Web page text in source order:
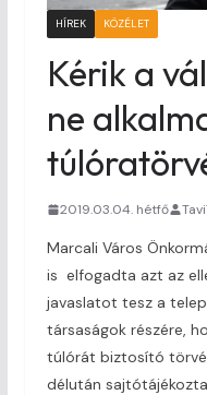
HÍREK KÖZÉLET
Kérik a
ne
2019.03.04. hétfő
Marcali Város
is elfogadta azt az
javaslatot tesz a
társaságok részére,
túlórát biztosító
délután